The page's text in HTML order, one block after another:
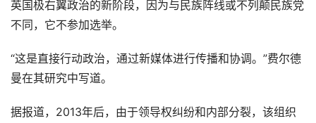
英国极右翼政治的新阶段，因为与民族阵线或不列颠民族党
不同，它不参加选举。
“这是直接行动政治，通过新媒体进行传播和协调。”费尔德
曼在其研究中写道。
据报道，2013年后，由于领导权纠纷和内部分裂，该组织